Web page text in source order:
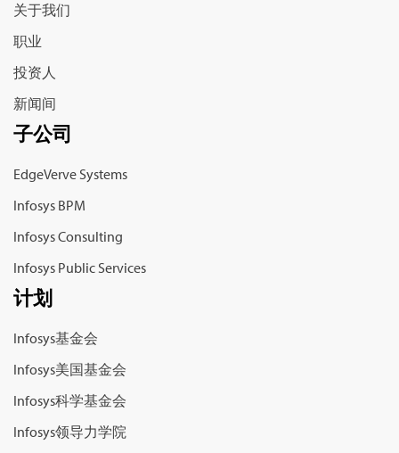
关于我们
职业
投资人
新闻间
子公司
EdgeVerve Systems
Infosys BPM
Infosys Consulting
Infosys Public Services
计划
Infosys基金会
Infosys美国基金会
Infosys科学基金会
Infosys领导力学院